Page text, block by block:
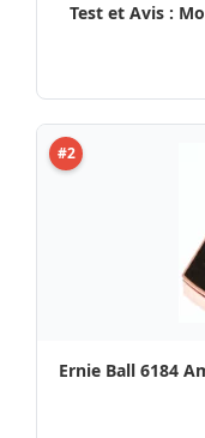
Test et Avis :
#2
Ernie Ball 6184